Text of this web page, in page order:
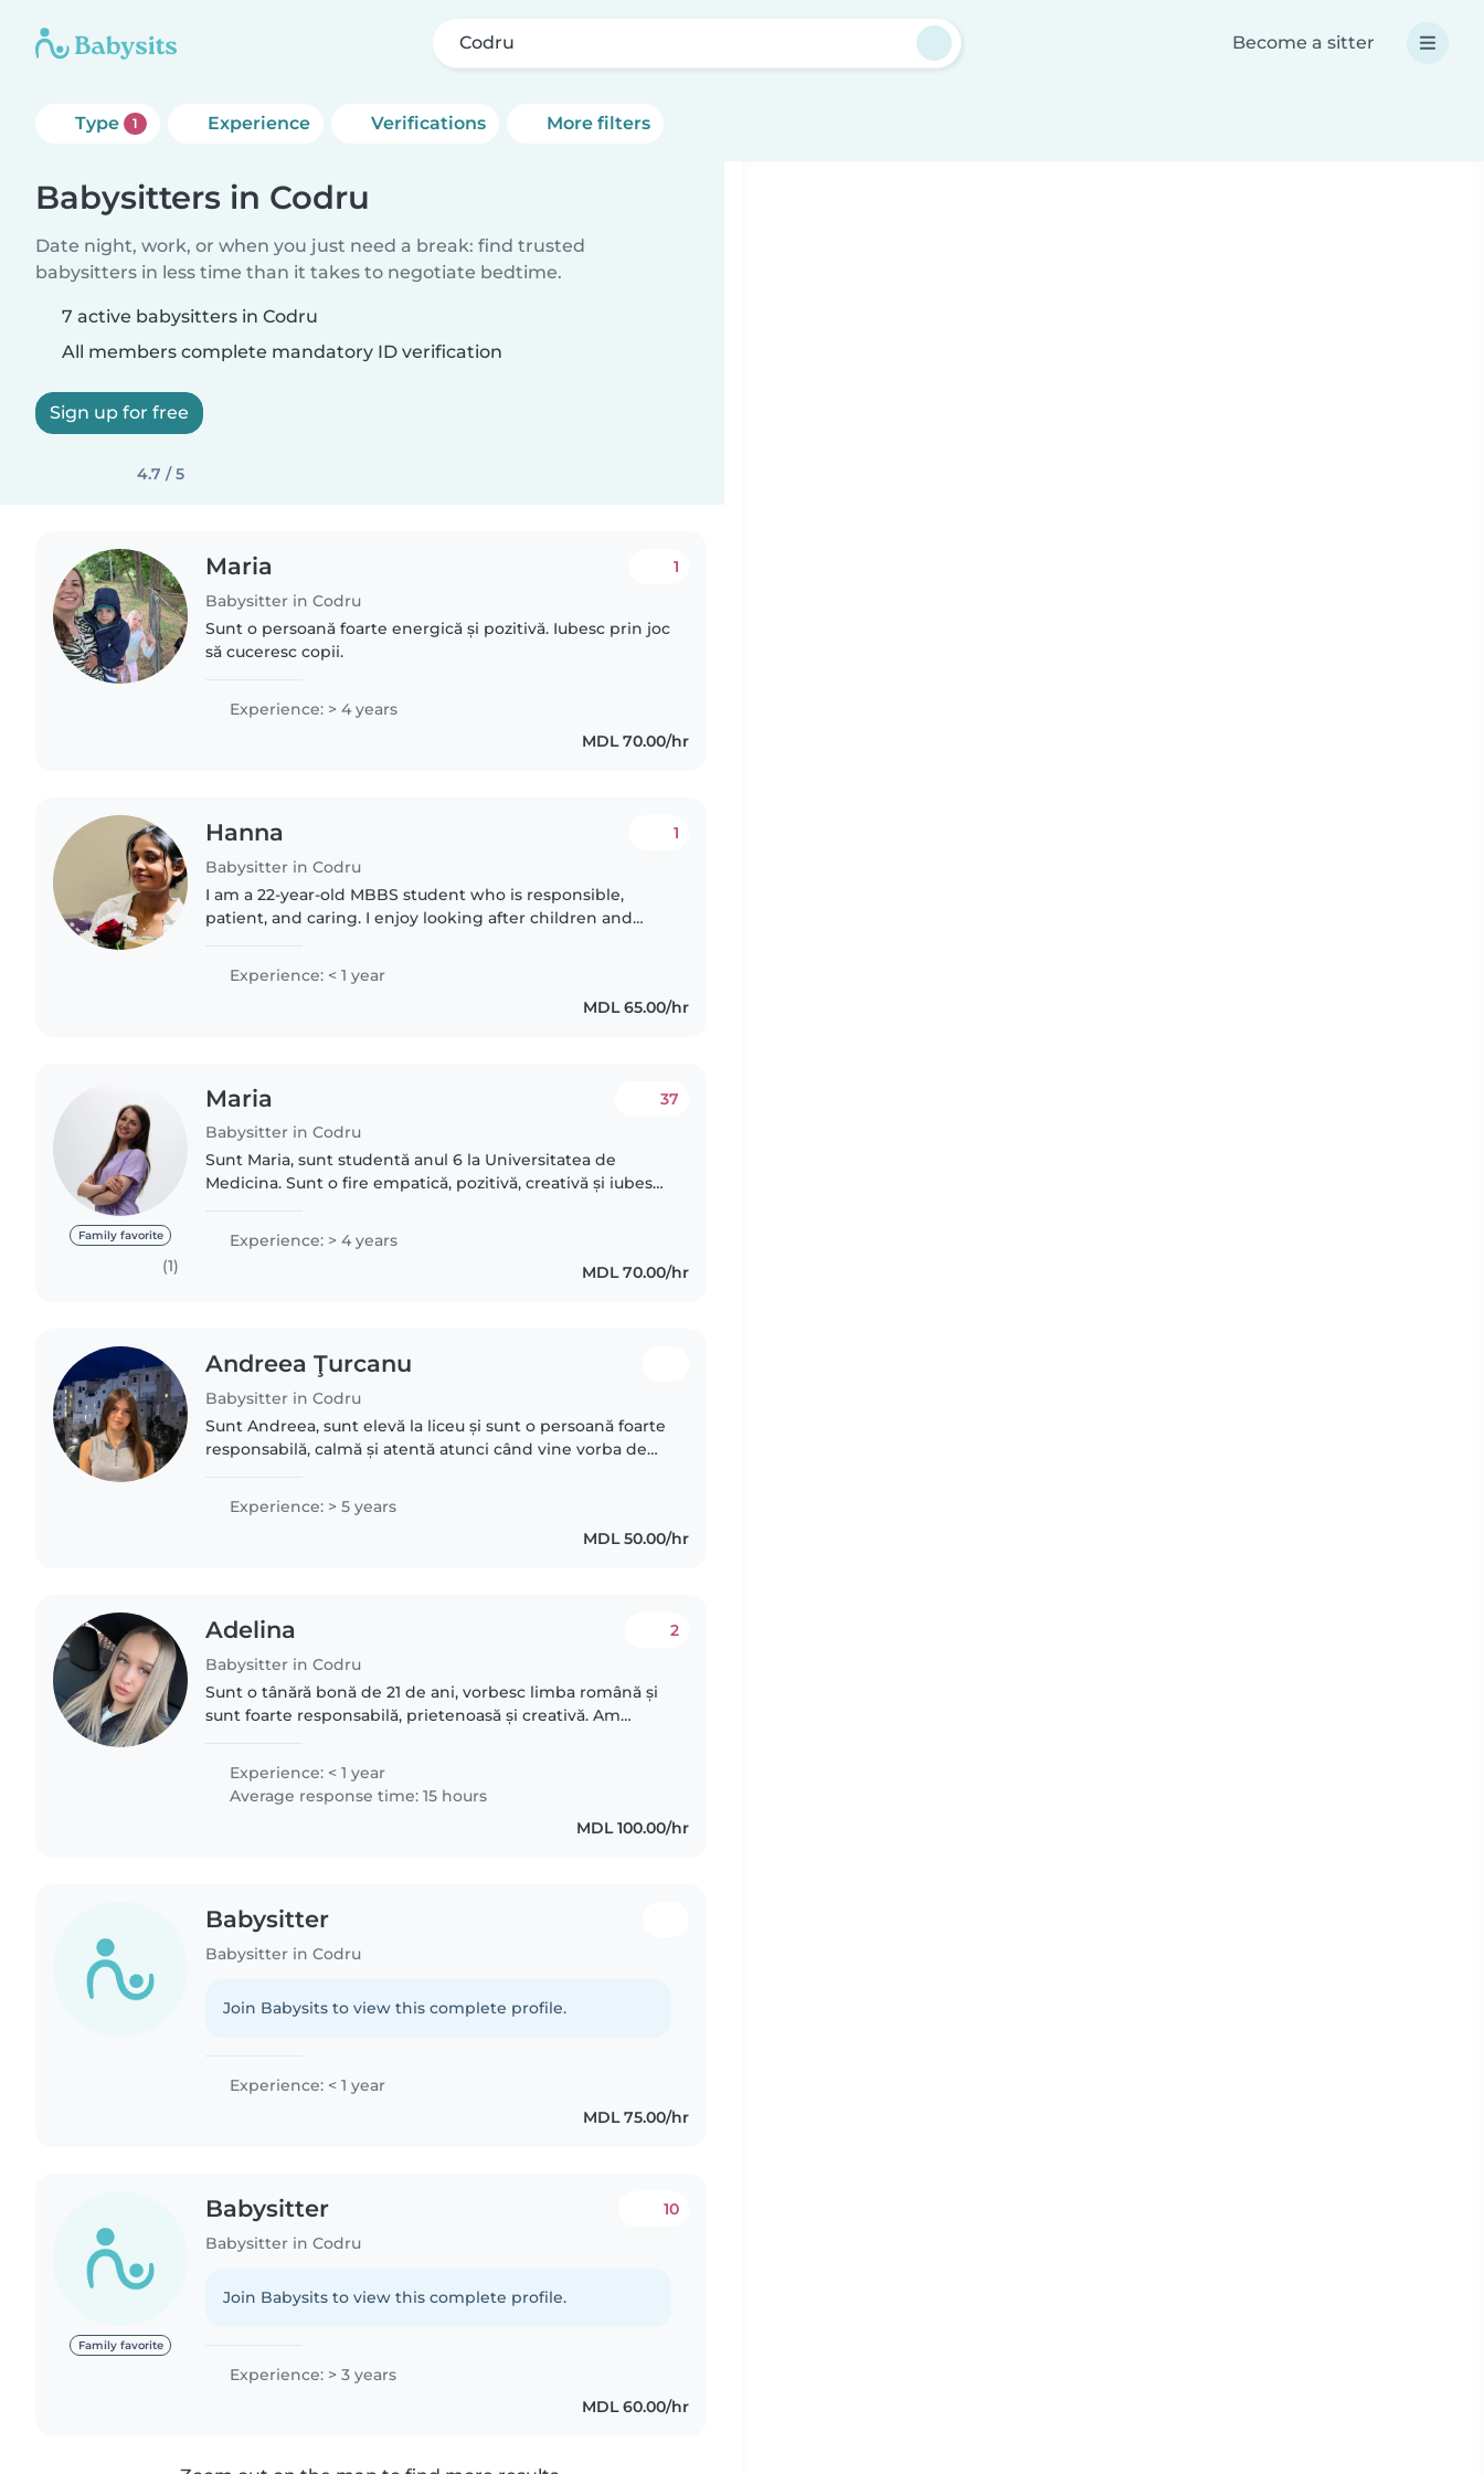
Codru Become a sitter
Type 1 Experience Verifications More filters
Babysitters in Codru
Date night, work, or when you just need a break: find trusted
babysitters in less time than it takes to negotiate bedtime.
7 active babysitters in Codru
All members complete mandatory ID verification
Sign up for free
4.7 / 5
Maria
Babysitter in Codru
1
Sunt o persoană foarte energică și pozitivă. Iubesc prin joc
să cuceresc copii.
Experience: > 4 years
MDL 70.00/hr
Hanna
Babysitter in Codru
1
I am a 22-year-old MBBS student who is responsible,
patient, and caring. I enjoy looking after children and
Experience: < 1 year
MDL 65.00/hr
Family favorite
(1)
Maria
Babysitter in Codru
37
Sunt Maria, sunt studentă anul 6 la Universitatea de
Medicina. Sunt o fire empatică, pozitivă, creativă și iubesc
Experience: > 4 years
MDL 70.00/hr
Andreea Ţurcanu
Babysitter in Codru
Sunt Andreea, sunt elevă la liceu și sunt o persoană foarte
responsabilă, calmă și atentă atunci când vine vorba de
Experience: > 5 years
MDL 50.00/hr
Adelina
Babysitter in Codru
2
Sunt o tânără bonă de 21 de ani, vorbesc limba română și
sunt foarte responsabilă, prietenoasă și creativă. Am
bebeluși..
Experience: < 1 year
Average response time: 15 hours
MDL 100.00/hr
Babysitter
Babysitter in Codru
Join Babysits to view this complete profile.
Experience: < 1 year
MDL 75.00/hr
Family favorite
Babysitter
Babysitter in Codru
10
Join Babysits to view this complete profile.
Experience: > 3 years
MDL 60.00/hr